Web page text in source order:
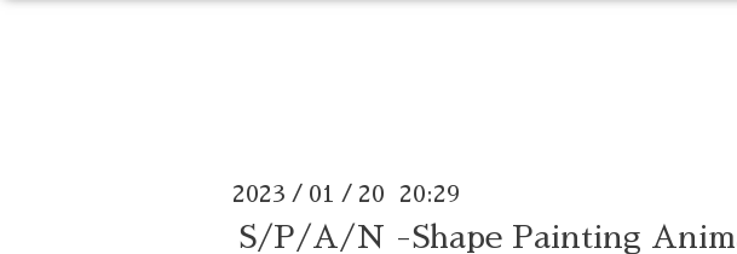
2023 / 01 / 20 20:29
S/P/A/N -Shape Painting